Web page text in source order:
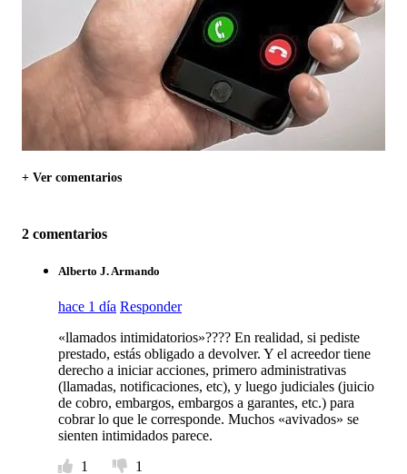
+ Ver comentarios
2 comentarios
Alberto J. Armando
hace 1 día Responder
«llamados intimidatorios»???? En realidad, si pediste
prestado, estás obligado a devolver. Y el acreedor tiene
derecho a iniciar acciones, primero administrativas
(llamadas, notificaciones, etc), y luego judiciales (juicio
de cobro, embargos, embargos a garantes, etc.) para
cobrar lo que le corresponde. Muchos «avivados» se
sienten intimidados parece.
1
1